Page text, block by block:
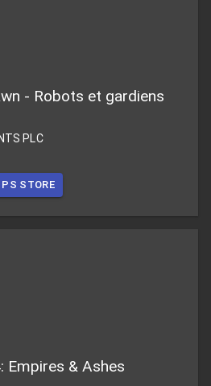
- Robots et gardiens
PLC
PS STORE
Empires & Ashes